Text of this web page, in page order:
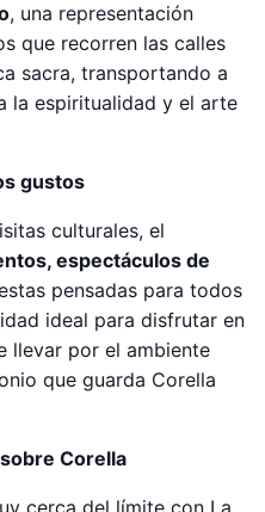
, una representación
que recorren las calles
sacra, transportando a
la espiritualidad y el arte
gustos
culturales, el
espectáculos de
pensadas para todos
ideal para disfrutar en
llevar por el ambiente
que guarda Corella
Corella
cerca del límite con La